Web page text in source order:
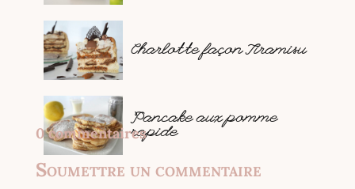
Charlotte façon Tiramisu
Pancake aux pomme
rapide
0 commentaires
Soumettre un commentaire